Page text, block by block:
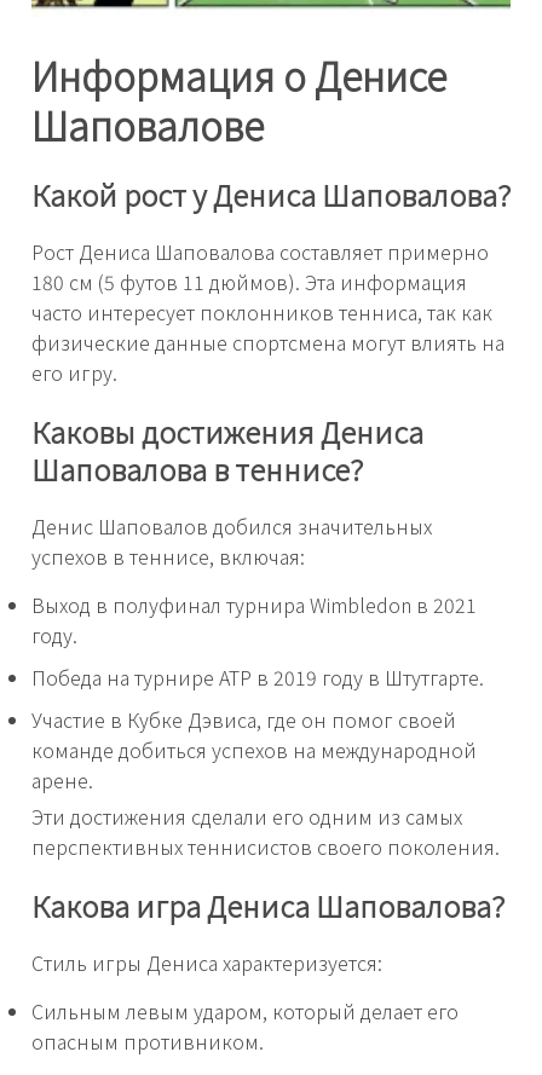
Информация о Денисе
Шаповалове
Какой рост у Дениса Шаповалова?
Рост Дениса Шаповалова составляет примерно
180 см (5 футов 11 дюймов). Эта информация
часто интересует поклонников тенниса, так как
физические данные спортсмена могут влиять на
его игру.
Каковы достижения Дениса
Шаповалова в теннисе?
Денис Шаповалов добился значительных
успехов в теннисе, включая:
Выход в полуфинал турнира Wimbledon в 2021
году.
Победа на турнире ATP в 2019 году в Штутгарте.
Участие в Кубке Дэвиса, где он помог своей
команде добиться успехов на международной
арене.
Эти достижения сделали его одним из самых
перспективных теннисистов своего поколения.
Какова игра Дениса Шаповалова?
Стиль игры Дениса характеризуется:
Сильным левым ударом, который делает его
опасным противником.